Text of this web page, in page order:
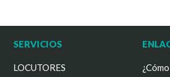
SERVICIOS
LOCUTORES